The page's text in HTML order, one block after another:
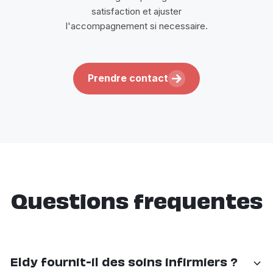
satisfaction et ajuster
l'accompagnement si necessaire.
Prendre contact
Questions frequentes
Eldy fournit-il des soins infirmiers ?